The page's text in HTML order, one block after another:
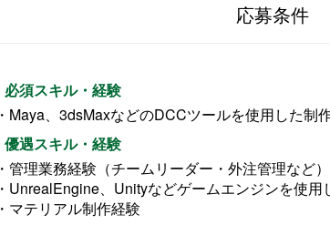
応募条件
必須スキル・経験
・Maya、3dsMaxなどのDCCツールを使用した制
優遇スキル・経験
・管理業務経験（チームリーダー・外注管理など）
・UnrealEngine、Unityなどゲームエンジンを使
・マテリアル制作経験